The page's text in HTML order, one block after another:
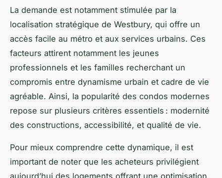
La demande est notamment stimulée par la
localisation stratégique de Westbury, qui offre un
accès facile au métro et aux services urbains. Ces
facteurs attirent notamment les jeunes
professionnels et les familles recherchant un
compromis entre dynamisme urbain et cadre de vie
agréable. Ainsi, la popularité des condos modernes
repose sur plusieurs critères essentiels : modernité
des constructions, accessibilité, et qualité de vie.
Pour mieux comprendre cette dynamique, il est
important de noter que les acheteurs privilégient
aujourd’hui des logements offrant une optimisation